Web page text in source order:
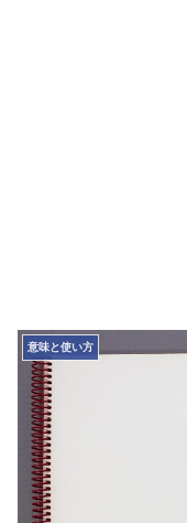
意味と使い方